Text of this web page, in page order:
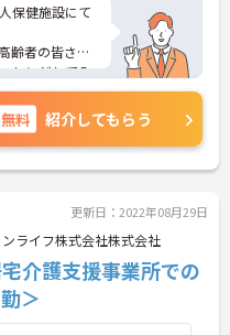
保健施設にて
齢者の皆さま
レンジしてみ
など、さらに
ご相談くださ
無料 紹介してもらう
更新日：2022年08月29日
ライフ株式会社株式会社
介護支援事業所での
＞